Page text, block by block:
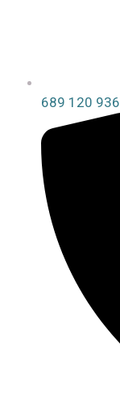
689 120 936